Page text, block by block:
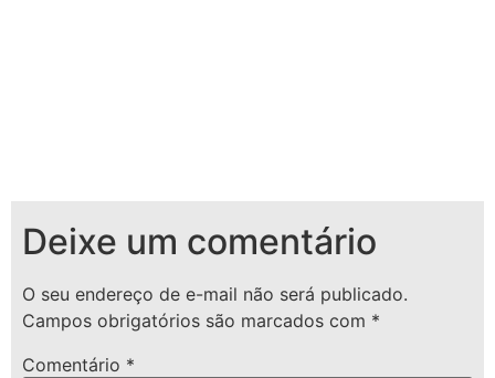
Deixe um comentário
O seu endereço de e-mail não será publicado.
Campos obrigatórios são marcados com *
Comentário *